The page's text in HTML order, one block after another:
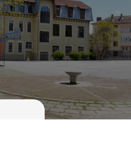
Седмично разписание
Галерия
Контакти